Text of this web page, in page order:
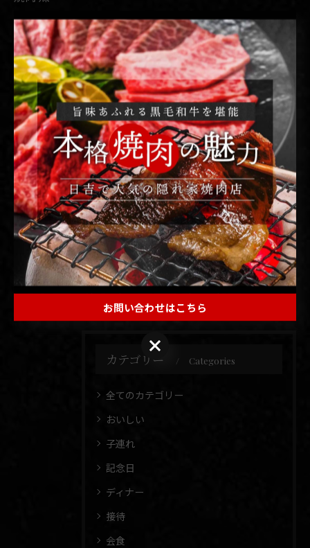
17:00〜23:00 月曜定休
横浜市港北区日吉本町1-16-20武田ビル2𝖥
東急東横線 日吉駅徒歩3分
045-594-8129
⋆˗˗˗˗˗˗˗˗˗˗⋆˗˗˗˗˗˗˗˗˗˗⋆˗˗˗˗˗˗˗˗˗˗⋆˗˗˗˗˗˗˗˗˗˗⋆˗˗˗˗˗˗˗˗˗˗⋆
#すき焼き #焼肉煉 #精肉販売 #焼肉弁当 #ひとり焼肉 日
吉焼肉 日吉グルメ 日吉ディナー 東横線グルメ 東横線焼
肉 東横線
< 前のページ 一覧に戻る 次のページ >
カテゴリー Categories
全てのカテゴリー
おいしい
子連れ
記念日
ディナー
接待
会食
お問い合わせはこちら